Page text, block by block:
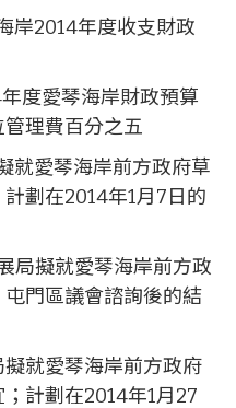
岸2014年度收支財政
度愛琴海岸財政預算
理費百分之五
就愛琴海岸前方政府草
劃在2014年1月7日的
局擬就愛琴海岸前方政
門區議會諮詢後的結
就愛琴海岸前方政府
計劃在2014年1月27